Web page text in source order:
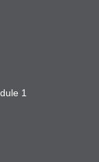
1